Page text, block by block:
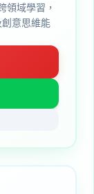
領域學習，
意思維能